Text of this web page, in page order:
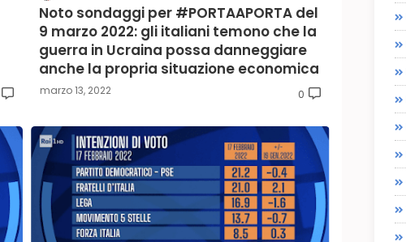
Noto sondaggi per #PORTAAPORTA del
9 marzo 2022: gli italiani temono che la
guerra in Ucraina possa danneggiare
anche la propria situazione economica
marzo 13, 2022 0